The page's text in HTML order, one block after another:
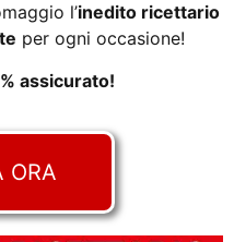
l’inedito ricettario
per ogni occasione!
assicurato!
ORA